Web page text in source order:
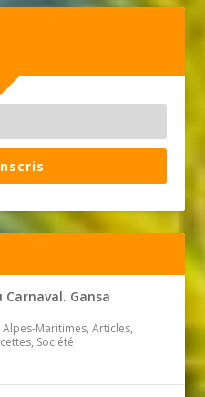
Carnaval. Gansa
Maritimes, Articles,
Société